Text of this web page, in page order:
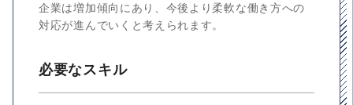
企業は増加傾向にあり、今後より柔軟な働き方への
対応が進んでいくと考えられます。
必要なスキル